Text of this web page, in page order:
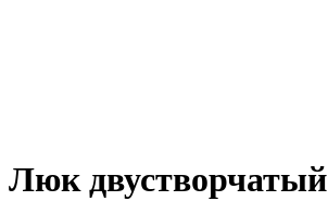
Люк двустворчатый